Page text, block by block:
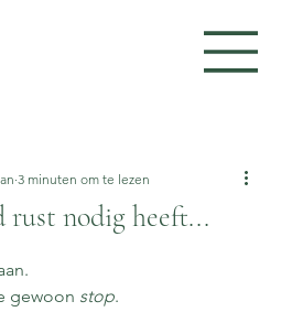
rust nodig heeft...
3 minuten om te lezen
uit 5 sterren.
gewoon stop.